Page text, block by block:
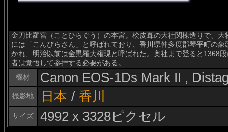
金刀比羅宮（ことひらぐう）の本宮。桧皮葺の大社関棟造りで、
には「こんぴらさん」と呼ばれており、香川県仲多度郡琴平町の
かれ、明治以前は金毘羅大権現と呼ばれた。奥社まで登ると1368
者は覚悟して参拝する必要がある。
機材
Canon EOS-1Ds Mark II ,
撮影地 日本 / 香川
サイズ 4992 x 3328ピクセル